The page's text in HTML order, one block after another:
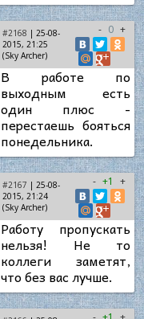
#2168 | 25-08-
2015, 21:25
(Sky Archer)
- 0 +
В работе по
выходным есть
один плюс -
перестаешь бояться
понедельника.
#2167 | 25-08-
2015, 21:24
(Sky Archer)
- +1 +
Работу пропускать
нельзя! Не то
коллеги заметят,
что без вас лучше.